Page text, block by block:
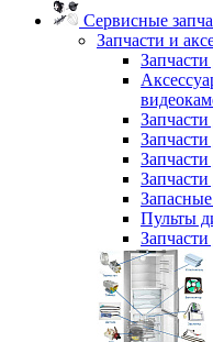
Сервисные
Запчасти и
Запчасти
Пульты